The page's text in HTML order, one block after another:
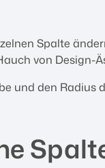
Spalte
von Design-
und den Radius